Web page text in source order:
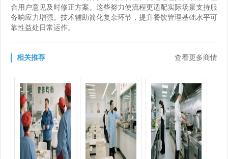
合用户意见及时修正方案。这些努力使流程更适配实际场景支持服
务响应力增强。技术辅助简化复杂环节，提升餐饮管理基础水平可
靠性益处日常运作。
相关推荐 查看更多商情